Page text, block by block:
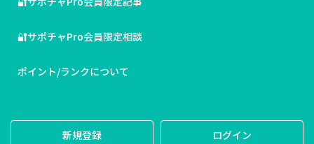
🔐サポチャPro会員限定相談
ポイント/ランクについて
新規登録 ログイン